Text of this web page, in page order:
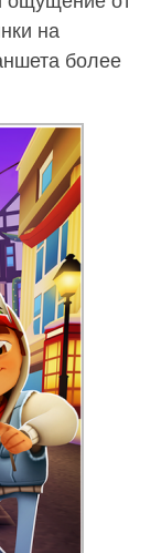
на
более